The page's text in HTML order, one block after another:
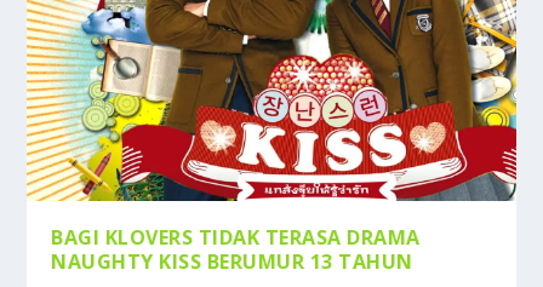
BAGI KLOVERS TIDAK TERASA DRAMA
NAUGHTY KISS BERUMUR 13 TAHUN